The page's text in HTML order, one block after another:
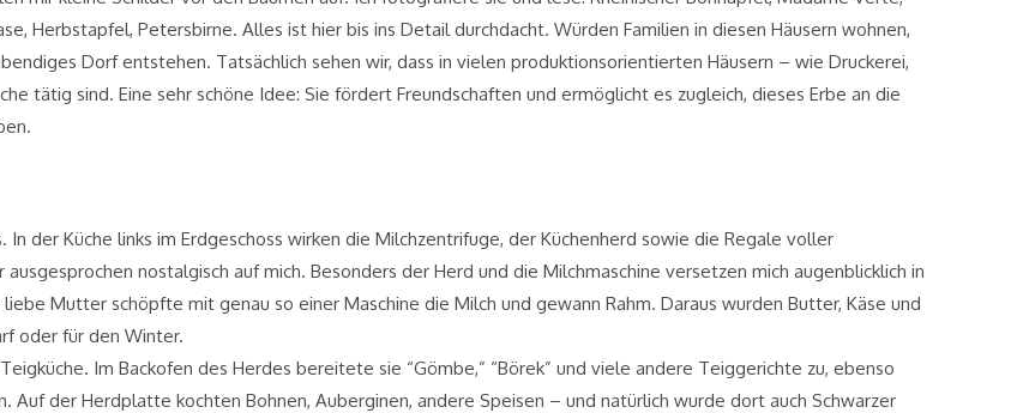
Herbstapfel, Petersbirne. Alles ist hier bis ins Detail durchdacht. Würden Familien in diesen Häusern wohnen,
Dorf entstehen. Tatsächlich sehen wir, dass in vielen produktionsorientierten Häusern – wie Druckerei,
tätig sind. Eine sehr schöne Idee: Sie fördert Freundschaften und ermöglicht es zugleich, dieses Erbe an die
der Küche links im Erdgeschoss wirken die Milchzentrifuge, der Küchenherd sowie die Regale voller
nostalgisch auf mich. Besonders der Herd und die Milchmaschine versetzen mich augenblicklich in
Mutter schöpfte mit genau so einer Maschine die Milch und gewann Rahm. Daraus wurden Butter, Käse und
oder für den Winter.
Im Backofen des Herdes bereitete sie “Gömbe,” “Börek” und viele andere Teiggerichte zu, ebenso
Auf der Herdplatte kochten Bohnen, Auberginen, andere Speisen – und natürlich wurde dort auch Schwarzer